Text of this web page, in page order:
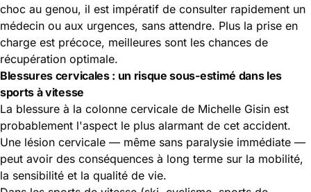
choc au genou, il est impératif de consulter rapidement un
médecin ou aux urgences, sans attendre. Plus la prise en
charge est précoce, meilleures sont les chances de
récupération optimale.
Blessures cervicales : un risque sous-estimé dans les
sports à vitesse
La blessure à la colonne cervicale de Michelle Gisin est
probablement l'aspect le plus alarmant de cet accident.
Une lésion cervicale — même sans paralysie immédiate —
peut avoir des conséquences à long terme sur la mobilité,
la sensibilité et la qualité de vie.